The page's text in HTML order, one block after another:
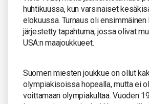
huhtikuussa, kun varsinaiset
elokuussa. Turnaus oli ensimmäinen
järjestetty tapahtuma, jossa olivat
USA:n maajoukkueet.
Suomen miesten joukkue on ollut
olympiakisoissa hopealla, mutta ei
voittamaan olympiakultaa. Vuoden